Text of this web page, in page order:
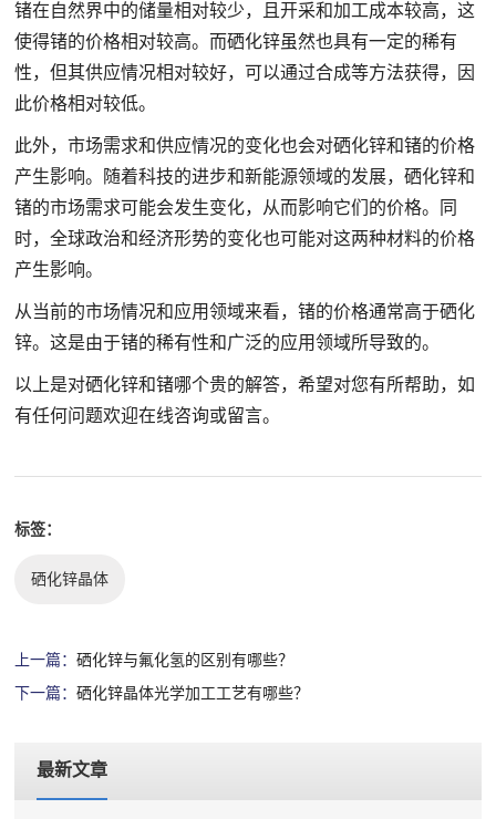
锗在自然界中的储量相对较少，且开采和加工成本较高，这
使得锗的价格相对较高。而硒化锌虽然也具有一定的稀有
性，但其供应情况相对较好，可以通过合成等方法获得，因
此价格相对较低。
此外，市场需求和供应情况的变化也会对硒化锌和锗的价格
产生影响。随着科技的进步和新能源领域的发展，硒化锌和
锗的市场需求可能会发生变化，从而影响它们的价格。同
时，全球政治和经济形势的变化也可能对这两种材料的价格
产生影响。
从当前的市场情况和应用领域来看，锗的价格通常高于硒化
锌。这是由于锗的稀有性和广泛的应用领域所导致的。
以上是对硒化锌和锗哪个贵的解答，希望对您有所帮助，如
有任何问题欢迎在线咨询或留言。
标签：
硒化锌晶体
上一篇：硒化锌与氟化氢的区别有哪些？
下一篇：硒化锌晶体光学加工工艺有哪些？
最新文章